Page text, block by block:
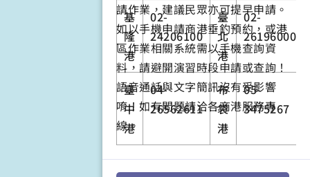
請作業，建議民眾亦可提早申請。
如以手機申請商港垂釣預約，或港
區作業相關系統需以手機查詢資
料，請避開演習時段申請或查詢！
語音通話與文字簡訊沒有受影響
唷！如有問題請洽各商港服務專
線。
基
隆
港
02-
24206100
臺
北
港
02-
26196000
臺
中
港
04-
26562611
布
袋
港
05-
3475267